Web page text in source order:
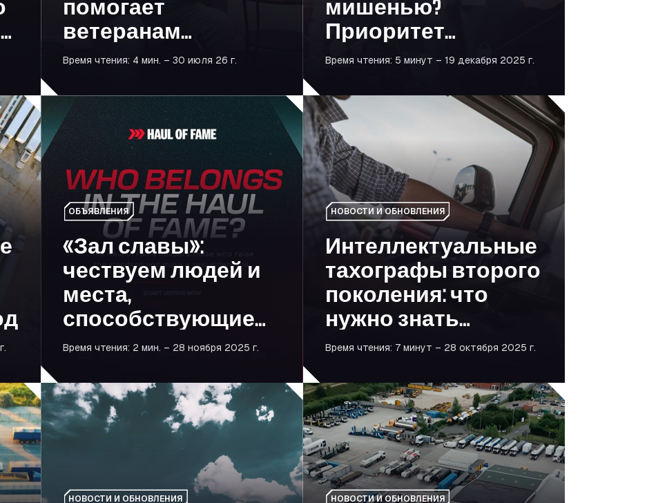
ветеранам
восстановить
помощью
логистики
Время чтения: 4 мин. – 30 июля 26 г.
Приоритет
безопасности в
технологий
Время чтения: 5 минут – 19 декабря 2025 г.
прогнозы на 2026 год
«Зал славы»: чествуем людей и места, способствующие развитию европейской мобильности
ОБЪЯВЛЕНИЯ
«Зал славы»:
чествуем людей и
места,
способствующие
развитию
мобильности
Время чтения: 2 мин. – 28 ноября 2025 г.
Интеллектуальные тахографы второго поколения: что нужно
НОВОСТИ И ОБНОВЛЕНИЯ
Интеллектуальные
тахографы второго
поколения: что
нужно знать
менеджерам
Время чтения: 7 минут – 28 октября 2025 г.
помогут вам значительно увеличить прибыль
Инфраструктурный бум в Румынии — что это означает для сектора мобильности
НОВОСТИ И ОБНОВЛЕНИЯ
За кулисами Formula Premier Truckstop: в поисках секретов
НОВОСТИ И ОБНОВЛЕНИЯ